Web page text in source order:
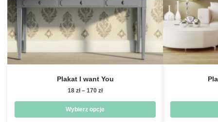
Plakat I want You
18 zł – 170 złZakres
od
18 zł
Wybierz opcje